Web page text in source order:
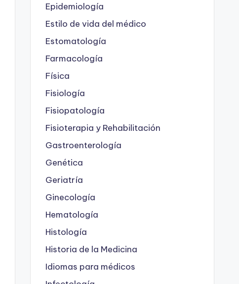
Epidemiología
Estilo de vida del médico
Estomatología
Farmacología
Física
Fisiología
Fisiopatología
Fisioterapia y Rehabilitación
Gastroenterología
Genética
Geriatría
Ginecología
Hematología
Histología
Historia de la Medicina
Idiomas para médicos